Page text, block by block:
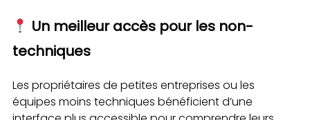
Un meilleur accès pour les non-
techniques
Les propriétaires de petites entreprises ou les
équipes moins techniques bénéficient d’une